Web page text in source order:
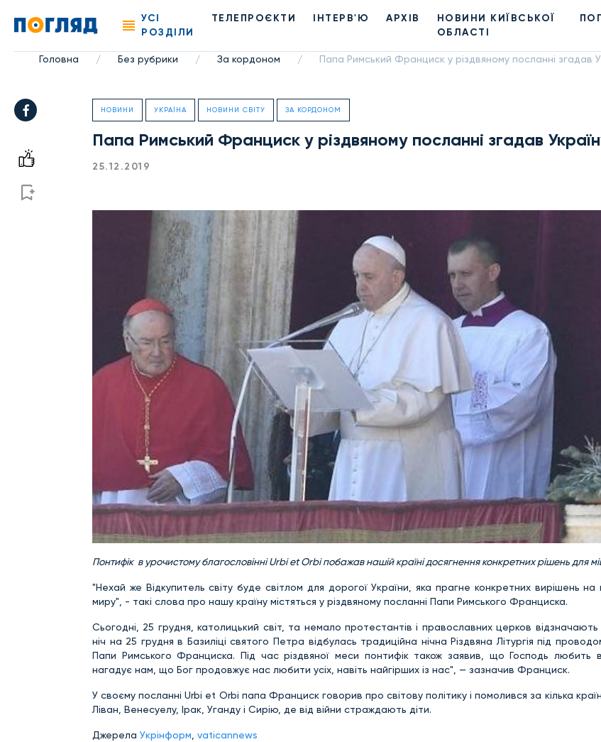
УСІ
РОЗДІЛИ
ТЕЛЕПРОЄКТИ ІНТЕРВ'Ю АРХІВ
НОВИНИ КИЇВСЬКОЇ
ОБЛАСТІ
Головна / Без рубрики / За кордоном / Папа Римський Франциск у різдвяному посланні згадав
НОВИНИ УКРАЇНА НОВИНИ СВІТУ ЗА КОРДОНОМ
Папа Римський Франциск у різдвяному посланні згадав
25.12.2019
Понтифік в урочистому благословінні UrbietOrbiпобажав нашій країні досягнення конкретних рішень для
"Нехай же Відкупитель світу буде світлом для дорогої України, яка прагне конкретних вирішень на
миру", - такі слова про нашу країну містяться у різдвяному посланні Папи Римського Франциска.
Сьогодні, 25 грудня, католицький світ, та немало протестантів і православних церков
ніч на 25 грудня в Базиліці святого Петра відбулась традиційна нічна Різдвяна Літургія під
Папи Римського Франциска. Під час різдвяної меси понтифік також заявив, що Господь любить
нагадує нам, що Бог продовжує нас любити усіх, навіть найгірших із нас", — зазначив Франциск.
У своєму посланні Urbi et Orbi папа Франциск говорив про світову політику і помолився за кілька
Ліван, Венесуелу, Ірак, Уганду і Сирію, де від війни страждають діти.
Джерела Укрінформ vaticannews